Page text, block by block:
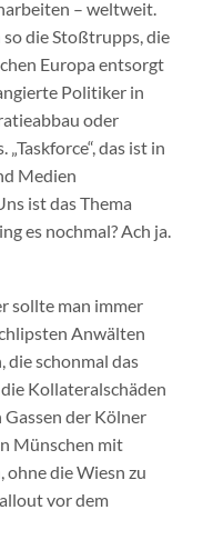
– weltweit.
so die Stoßtrupps, die
Europa entsorgt
Politiker in
oder
das ist in
Medien
ist das Thema
es nochmal? Ach ja.
sollte man immer
Anwälten
die schonmal das
Kollateralschäden
der Kölner
Münschen mit
die Wiesn zu
vor dem